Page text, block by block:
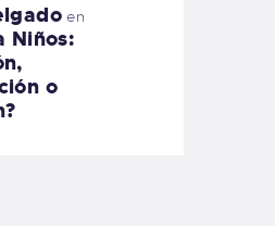
en
Niños:
o